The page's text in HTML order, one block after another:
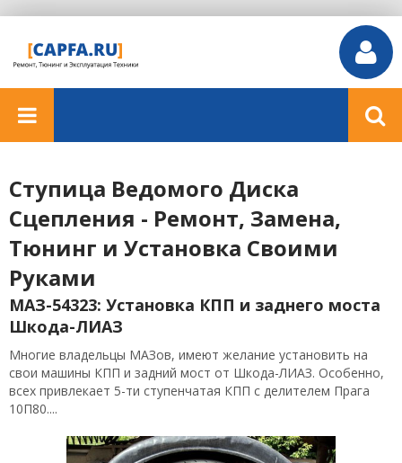
Ступица Ведомого Диска
Сцепления - Ремонт, Замена,
Тюнинг и Установка Своими
Руками
МАЗ-54323: Установка КПП и заднего моста
Шкода-ЛИАЗ
Многие владельцы МАЗов, имеют желание установить на
свои машины КПП и задний мост от Шкода-ЛИАЗ. Особенно,
всех привлекает 5-ти ступенчатая КПП с делителем Прага
10П80....